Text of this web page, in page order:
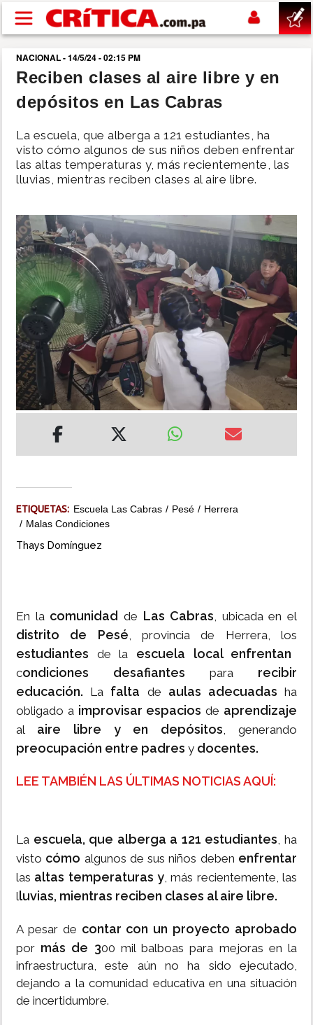
Pasar al contenido principal
buscar
SUCESOS
NACIONAL
POLÍTICA
SHOW
DEPORTES
MUNDO
INSÓLITAS
MULTIMEDIA
NACIONAL - 14/5/24 - 02:15 PM
Reciben clases al aire libre y en
depósitos en Las Cabras
La escuela, que alberga a 121 estudiantes, ha
visto cómo algunos de sus niños deben enfrentar
las altas temperaturas y, más recientemente, las
lluvias, mientras reciben clases al aire libre.
ETIQUETAS: Escuela Las Cabras Pesé
Herrera
Malas Condiciones
Thays Domínguez
En la comunidad de Las Cabras, ubicada en el
distrito de Pesé, provincia de Herrera, los
estudiantes de la escuela local enfrentan
condiciones desafiantes para recibir
educación. La falta de aulas adecuadas ha
obligado a improvisar espacios de aprendizaje
al aire libre y en depósitos, generando
preocupación entre padres y docentes.
LEE TAMBIÉN LAS ÚLTIMAS NOTICIAS AQUÍ:
La escuela, que alberga a 121 estudiantes, ha
visto cómo algunos de sus niños deben enfrentar
las altas temperaturas y, más recientemente, las
lluvias, mientras reciben clases al aire libre.
A pesar de contar con un proyecto aprobado
por más de 300 mil balboas para mejoras en la
infraestructura, este aún no ha sido ejecutado,
dejando a la comunidad educativa en una situación
de incertidumbre.